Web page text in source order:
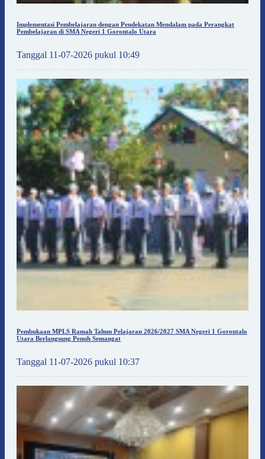
Implementasi Pembelajaran dengan Pendekatan Mendalam pada Perangkat
Pembelajaran di SMA Negeri 1 Gorontalo Utara
Tanggal 11-07-2026 pukul 10:49
Pembukaan MPLS Ramah Tahun Pelajaran 2026/2027 SMA Negeri 1 Gorontalo
Utara Berlangsung Penuh Semangat
Tanggal 11-07-2026 pukul 10:37